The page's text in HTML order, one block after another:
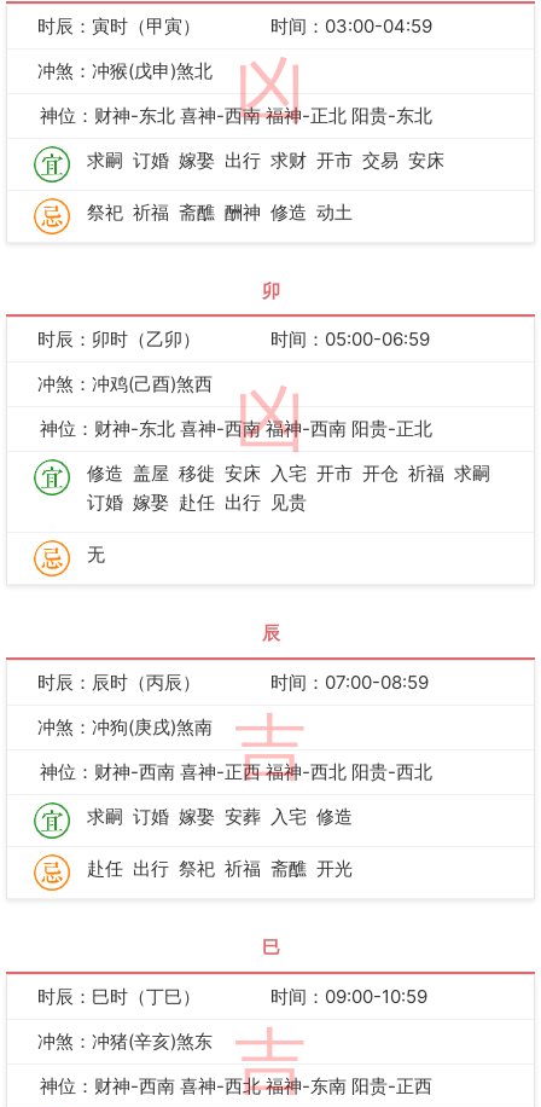
凶
时辰：寅时（甲寅）
时间：03:00-04:59
冲煞：冲猴(戊申)煞北
神位：财神-东北 喜神-西南 福神-正北 阳贵-东北
求嗣 订婚 嫁娶 出行 求财 开市 交易 安床
祭祀 祈福 斋醮 酬神 修造 动土
卯
凶
时辰：卯时（乙卯）
时间：05:00-06:59
冲煞：冲鸡(己酉)煞西
神位：财神-东北 喜神-西南 福神-西南 阳贵-正北
修造 盖屋 移徙 安床 入宅 开市 开仓 祈福 求嗣
订婚 嫁娶 赴任 出行 见贵
无
辰
吉
时辰：辰时（丙辰）
时间：07:00-08:59
冲煞：冲狗(庚戌)煞南
神位：财神-西南 喜神-正西 福神-西北 阳贵-西北
求嗣 订婚 嫁娶 安葬 入宅 修造
赴任 出行 祭祀 祈福 斋醮 开光
巳
吉
时辰：巳时（丁巳）
时间：09:00-10:59
冲煞：冲猪(辛亥)煞东
神位：财神-西南 喜神-西北 福神-东南 阳贵-正西